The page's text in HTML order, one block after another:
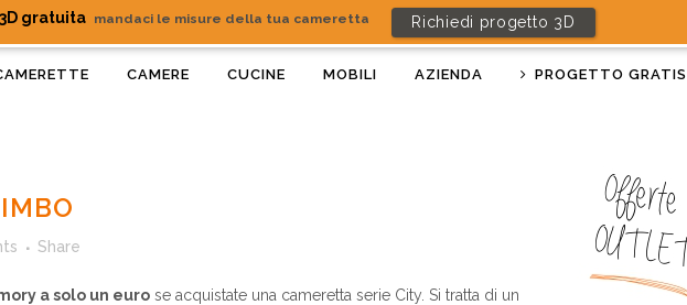
CAMERE CUCINE MOBILI AZIENDA PROGETTO GRATIS
Share
a solo un euro se acquistate una cameretta serie City. Si tratta di un
gratuita mandaci le misure della tua cameretta Richiedi progetto 3D